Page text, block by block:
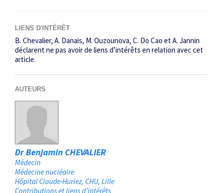
LIENS D'INTÉRÊT
B. Chevalier, A. Danais, M. Ouzounova, C. Do Cao et A. Jannin
déclarent ne pas avoir de liens d’intérêts en relation avec cet
article.
AUTEURS
Dr Benjamin CHEVALIER
Médecin
Médecine nucléaire
Hôpital Claude-Huriez, CHU Lille
Contributions et liens d’intérêts